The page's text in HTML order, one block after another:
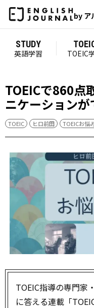
by ア
STUDY
英語学習 TOEIC
TOEICで860点
ニケーション
TOEIC ヒロ前田 TOEICお悩
TOEIC指導の専門家
に答える連載「